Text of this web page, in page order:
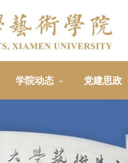
学院动态 党建思政